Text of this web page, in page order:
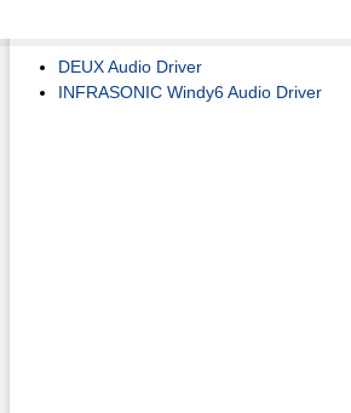
DEUX Audio Driver
INFRASONIC Windy6 Audio Driver